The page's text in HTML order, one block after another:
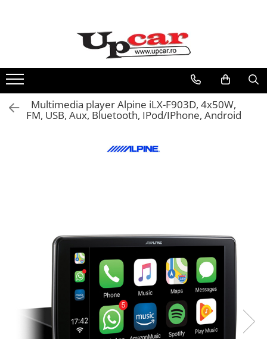
Aplice si Pendule
Electrocasnice Mici
Audio & Video
Multimedia player Alpine iLX-F903D, 4x50W,
FM, USB, Aux, Bluetooth, IPod/IPhone, Android